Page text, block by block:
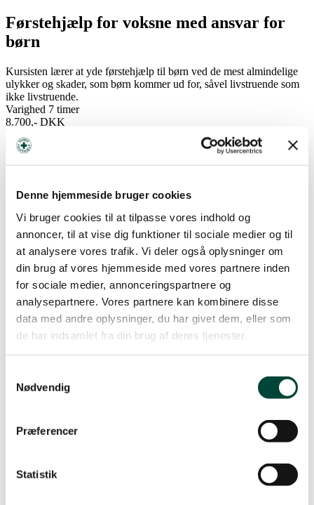
Denne hjemmeside bruger cookies
Vi bruger cookies til at tilpasse vores indhold og
annoncer, til at vise dig funktioner til sociale medier og til
at analysere vores trafik. Vi deler også oplysninger om
din brug af vores hjemmeside med vores partnere inden
for sociale medier, annonceringspartnere og
analysepartnere. Vores partnere kan kombinere disse
data med andre oplysninger, du har givet dem, eller som
de har indsamlet fra din brug af deres tjenester.
Nødvendig
Præferencer
Statistik
Førstehjælp for voksne med ansvar for
børn
Kursisten lærer at yde førstehjælp til børn ved de mest almindelige
ulykker og skader, som børn kommer ud for, såvel livstruende som
ikke livstruende.
Varighed 7 timer
8.700,- DKK
Maks 16 deltagere
Førstehjælp med særligt ansvar
Kursisten lærer at yde førstehjælp ved livstruende ulykker inklusiv
ved akut opståede skader og sygdomme.
Varighed 12 timer
12.400,- DKK
Maks 16 deltagere
Medborger-førstehjælp
Kursisten lærer at yde førstehjælp ved livstruende ulykker inkl.
genoplivning med hjertestarter.
Varighed 7 timer
8.700,- DKK
Førstehjælp ved hjertestop
Kursisten lærer at yde basal genoplivning med og uden hjertestarter.